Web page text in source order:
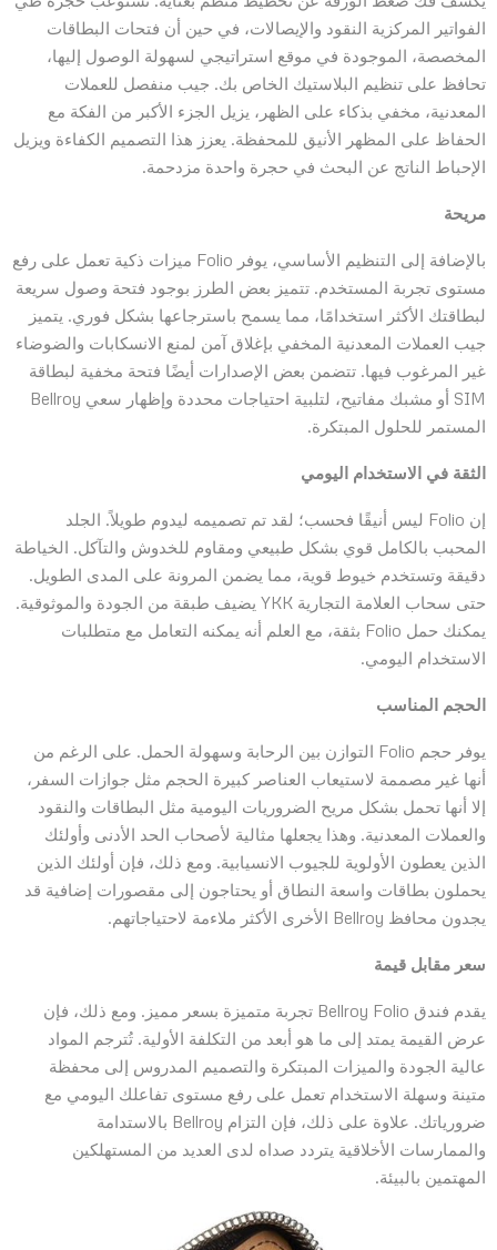
الفواتير المركزية النقود والإيصالات، في حين أن فتحات البطاقات
المخصصة، الموجودة في موقع استراتيجي لسهولة الوصول إليها،
تحافظ على تنظيم البلاستيك الخاص بك. جيب منفصل للعملات
المعدنية، مخفي بذكاء على الظهر، يزيل الجزء الأكبر من الفكة مع
الحفاظ على المظهر الأنيق للمحفظة. يعزز هذا التصميم الكفاءة ويزيل
الإحباط الناتج عن البحث في حجرة واحدة مزدحمة.
مريحة
بالإضافة إلى التنظيم الأساسي، يوفر Folio ميزات ذكية تعمل على رفع
مستوى تجربة المستخدم. تتميز بعض الطرز بوجود فتحة وصول سريعة
لبطاقتك الأكثر استخدامًا، مما يسمح باسترجاعها بشكل فوري. يتميز
جيب العملات المعدنية المخفي بإغلاق آمن لمنع الانسكابات والضوضاء
غير المرغوب فيها. تتضمن بعض الإصدارات أيضًا فتحة مخفية لبطاقة
SIM أو مشبك مفاتيح، لتلبية احتياجات محددة وإظهار سعي Bellroy
المستمر للحلول المبتكرة.
الثقة في الاستخدام اليومي
إن Folio ليس أنيقًا فحسب؛ لقد تم تصميمه ليدوم طويلاً. الجلد
المحبب بالكامل قوي بشكل طبيعي ومقاوم للخدوش والتآكل. الخياطة
دقيقة وتستخدم خيوط قوية، مما يضمن المرونة على المدى الطويل.
حتى سحاب العلامة التجارية YKK يضيف طبقة من الجودة والموثوقية.
يمكنك حمل Folio بثقة، مع العلم أنه يمكنه التعامل مع متطلبات
الاستخدام اليومي.
الحجم المناسب
يوفر حجم Folio التوازن بين الرحابة وسهولة الحمل. على الرغم من
أنها غير مصممة لاستيعاب العناصر كبيرة الحجم مثل جوازات السفر،
إلا أنها تحمل بشكل مريح الضروريات اليومية مثل البطاقات والنقود
والعملات المعدنية. وهذا يجعلها مثالية لأصحاب الحد الأدنى وأولئك
الذين يعطون الأولوية للجيوب الانسيابية. ومع ذلك، فإن أولئك الذين
يحملون بطاقات واسعة النطاق أو يحتاجون إلى مقصورات إضافية قد
يجدون محافظ Bellroy الأخرى الأكثر ملاءمة لاحتياجاتهم.
سعر مقابل قيمة
يقدم فندق Bellroy Folio تجربة متميزة بسعر مميز. ومع ذلك، فإن
عرض القيمة يمتد إلى ما هو أبعد من التكلفة الأولية. تُترجم المواد
عالية الجودة والميزات المبتكرة والتصميم المدروس إلى محفظة
متينة وسهلة الاستخدام تعمل على رفع مستوى تفاعلك اليومي مع
ضرورياتك. علاوة على ذلك، فإن التزام Bellroy بالاستدامة
والممارسات الأخلاقية يتردد صداه لدى العديد من المستهلكين
المهتمين بالبيئة.